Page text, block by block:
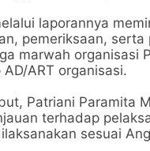
laporannya
pemeriksaan,
marwah organisasi
ART organisasi.
Patriani Paramita
terhadap
sesuai